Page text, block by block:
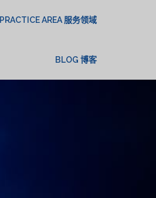
PRACTICE AREA 服务领域
BLOG 博客